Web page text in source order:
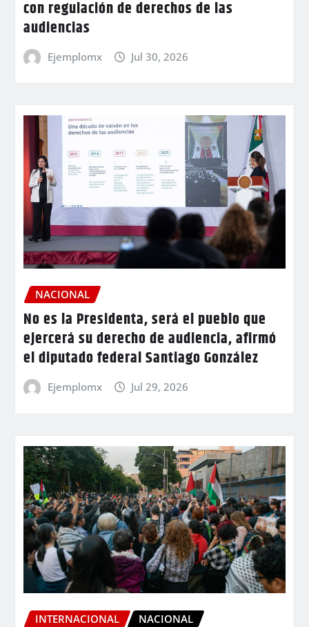
con regulación de derechos de las
audiencias
Ejemplomx Jul 30, 2026
NACIONAL
No es la Presidenta, será el pueblo que
ejercerá su derecho de audiencia, afirmó
el diputado federal Santiago González
Ejemplomx Jul 29, 2026
INTERNACIONAL NACIONAL